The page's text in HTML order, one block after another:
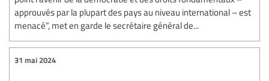
approuvés par la plupart des pays au niveau international – est
menacé”, met en garde le secrétaire général de...
31 mai 2024